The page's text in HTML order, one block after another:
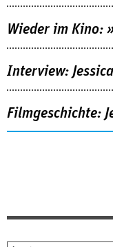
Wieder im Kino:
Interview:
Filmgeschichte: